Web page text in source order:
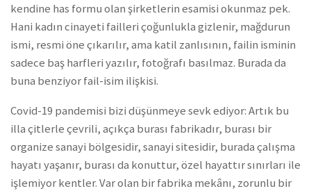
kendine has formu olan şirketlerin esamisi okunmaz pek.
Hani kadın cinayeti failleri çoğunlukla gizlenir, mağdurun
ismi, resmi öne çıkarılır, ama katil zanlısının, failin isminin
sadece baş harfleri yazılır, fotoğrafı basılmaz. Burada da
buna benziyor fail-isim ilişkisi.
Covid-19 pandemisi bizi düşünmeye sevk ediyor: Artık bu
illa çitlerle çevrili, açıkça burası fabrikadır, burası bir
organize sanayi bölgesidir, sanayi sitesidir, burada çalışma
hayatı yaşanır, burası da konuttur, özel hayattır sınırları ile
işlemiyor kentler. Var olan bir fabrika mekânı, zorunlu bir